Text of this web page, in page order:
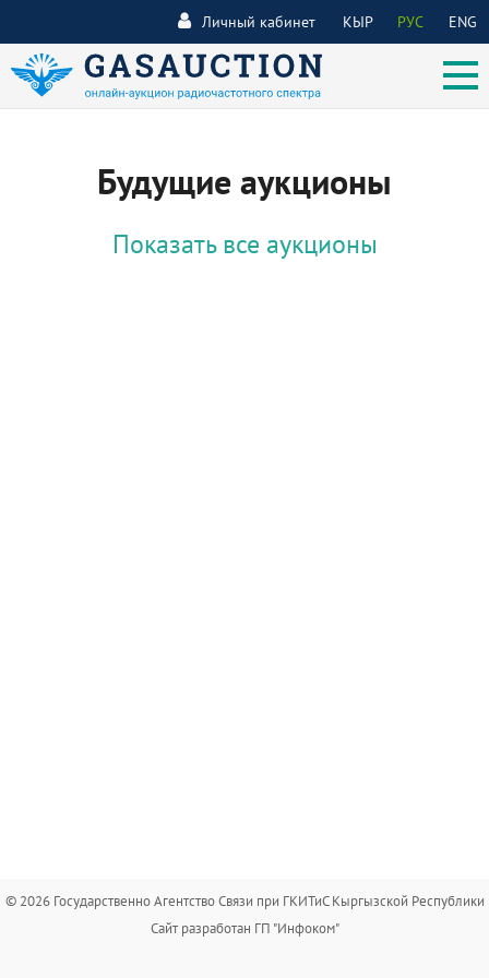
КЫР РУС ENG
Личный кабинет
Будущие аукционы
Показать все аукционы
© 2026 Государственно Агентство Связи при ГКИТиС Кыргызской Республики
Сайт разработан ГП "Инфоком"